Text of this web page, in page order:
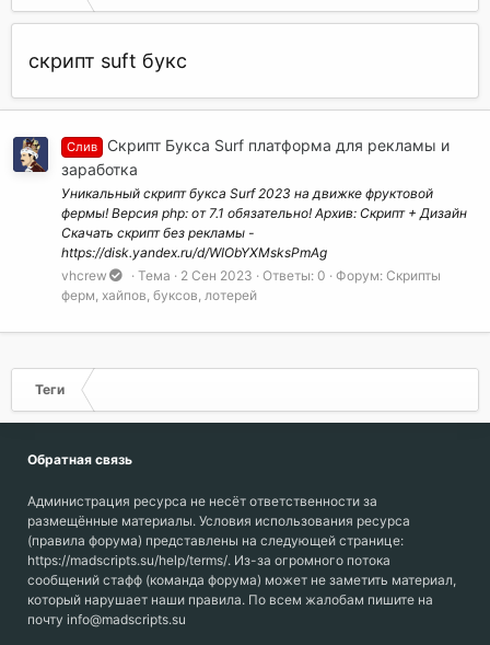
скрипт suft букс
Слив
Скрипт Букса Surf платформа для рекламы и
заработка
Уникальный скрипт букса Surf 2023 на движке фруктовой
фермы! Версия php: от 7.1 обязательно! Архив: Скрипт + Дизайн
Скачать скрипт без рекламы -
https://disk.yandex.ru/d/WIObYXMsksPmAg
vhcrew
Тема 2 Сен 2023 Ответы: 0 Форум: Скрипты
ферм, хайпов, буксов, лотерей
Теги
Обратная связь
Администрация ресурса не несёт ответственности за
размещённые материалы. Условия использования ресурса
(правила форума) представлены на следующей странице:
https://madscripts.su/help/terms/. Из-за огромного потока
сообщений стафф (команда форума) может не заметить материал,
который нарушает наши правила. По всем жалобам пишите на
почту info@madscripts.su